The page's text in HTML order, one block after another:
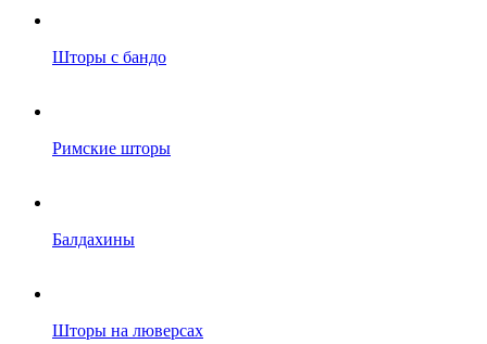
Шторы с бандо
Римские шторы
Балдахины
Шторы на люверсах